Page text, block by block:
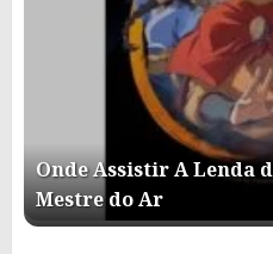
Onde Assistir A Lenda
Mestre do Ar